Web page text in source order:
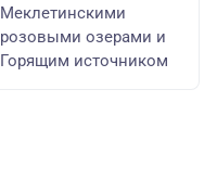
Меклетинскими
розовыми озерами и
Горящим источником